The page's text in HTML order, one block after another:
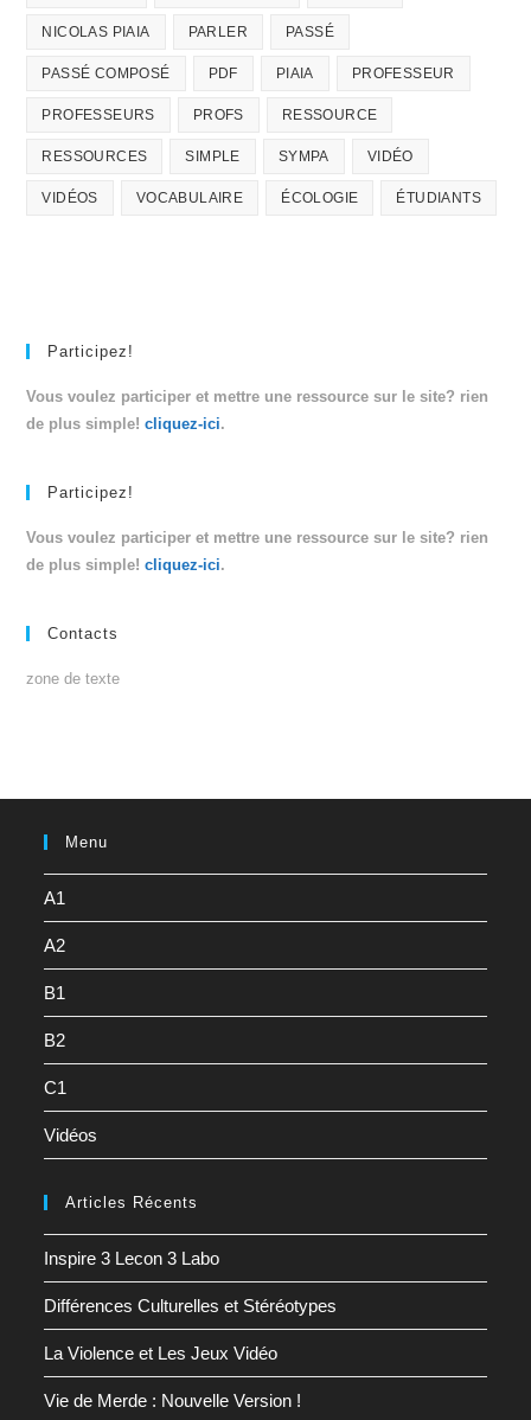
NICOLAS PIAIA PARLER PASSÉ
PASSÉ COMPOSÉ PDF PIAIA PROFESSEUR
PROFESSEURS PROFS RESSOURCE
RESSOURCES SIMPLE SYMPA VIDÉO
VIDÉOS VOCABULAIRE ÉCOLOGIE ÉTUDIANTS
Participez!
Vous voulez participer et mettre une ressource sur le site? rien
de plus simple!cliquez-ici.
Participez!
Vous voulez participer et mettre une ressource sur le site? rien
de plus simple!cliquez-ici.
Contacts
zone de texte
Menu
A1
A2
B1
B2
C1
Vidéos
Articles Récents
Inspire 3 Lecon 3 Labo
Différences Culturelles et Stéréotypes
La Violence et Les Jeux Vidéo
Vie de Merde : Nouvelle Version !